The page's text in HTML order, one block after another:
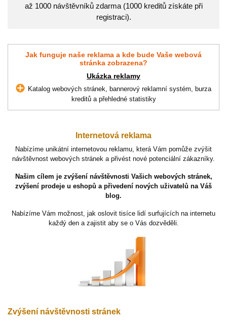
až 1000 návštěvníků zdarma (1000 kreditů získáte při
registraci).
Jak funguje naše reklama a kde bude Vaše webová
stránka zobrazena?
Ukázka reklamy
Katalog webových stránek, bannerový reklamní systém, burza
kreditů a přehledné statistiky
Internetová reklama
Nabízíme unikátní internetovou reklamu, která Vám pomůže zvýšit
návštěvnost webových stránek a přivést nové potenciální zákazníky.
Našim cílem je zvýšení návštěvnosti Vašich webových stránek,
zvýšení prodeje u eshopů a přivedení nových uživatelů na Váš
blog.
Nabízíme Vám možnost, jak oslovit tisíce lidí surfujících na internetu
každý den a zajistit aby se o Vás dozvěděli.
Zvýšení návštěvnosti stránek